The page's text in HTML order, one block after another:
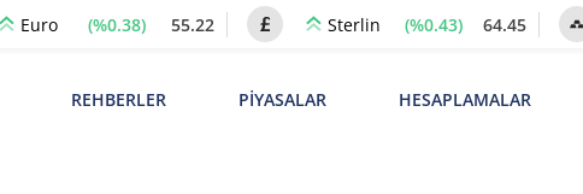
Euro (%0.38) 55.22 Sterlin (%0.43) 64.45
REHBERLER PİYASALAR HESAPLAMALAR